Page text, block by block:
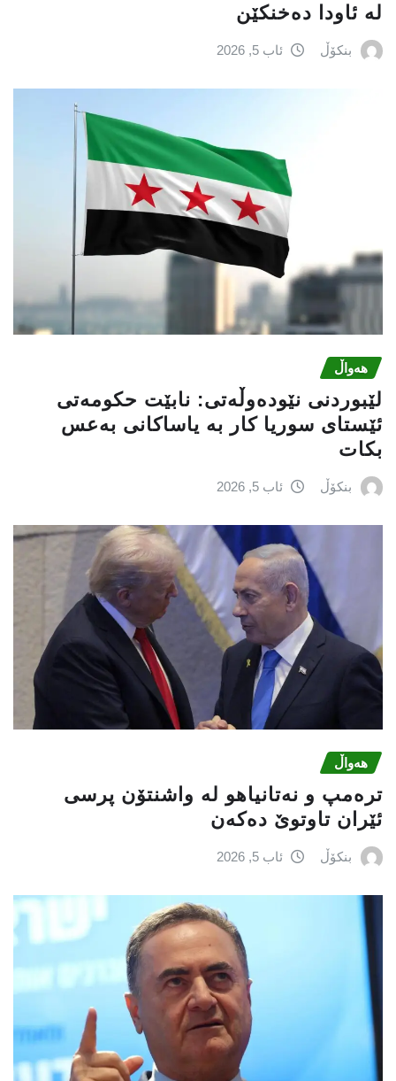
لە ئاودا دەخنكێن
بنکۆڵ ئاب 5, 2026
هەواڵ
لێبوردنی نێودەوڵەتی: نابێت حكومەتی
ئێستای سوریا كار بە یاساكانی بەعس
بكات
بنکۆڵ ئاب 5, 2026
هەواڵ
ترەمپ و نەتانیاهو لە واشنتۆن پرسی
ئێران تاوتوێ دەكەن
بنکۆڵ ئاب 5, 2026